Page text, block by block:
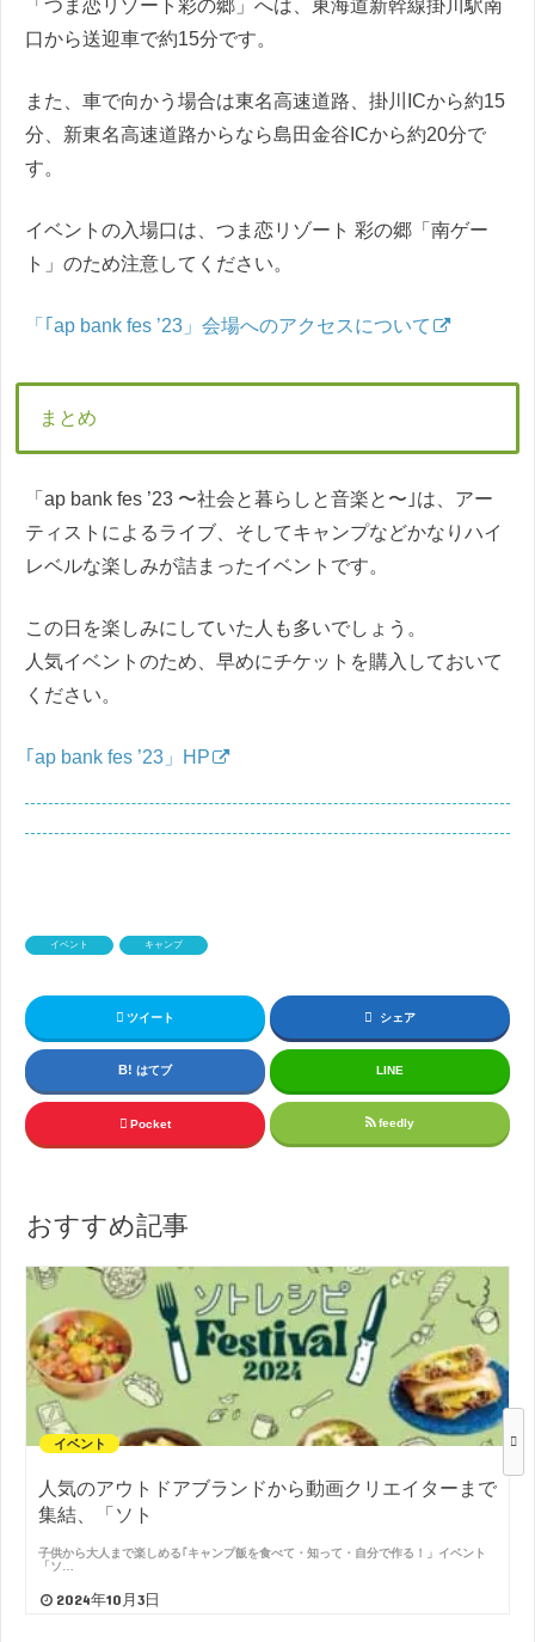
「つま恋リゾート彩の郷」へは、東海道新幹線掛川駅南
口から送迎車で約15分です。
また、車で向かう場合は東名高速道路、掛川ICから約15
分、新東名高速道路からなら島田金谷ICから約20分で
す。
イベントの入場口は、つま恋リゾート 彩の郷「南ゲー
ト」のため注意してください。
「｢ap bank fes ’23」会場へのアクセスについて
まとめ
「ap bank fes ’23 〜社会と暮らしと音楽と〜｣は、アー
ティストによるライブ、そしてキャンプなどかなりハイ
レベルな楽しみが詰まったイベントです。
この日を楽しみにしていた人も多いでしょう。
人気イベントのため、早めにチケットを購入しておいて
ください。
｢ap bank fes ’23」HP
イベント キャンプ
ツイート シェア
はてブ LINE
Pocket feedly
おすすめ記事
イベント
人気のアウトドアブランドから動画クリエイターまで
集結、「ソト
子供から大人まで楽しめる｢キャンプ飯を食べて・知って・自分で作る！」イベント
「ソ…
2024年10月3日